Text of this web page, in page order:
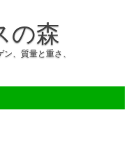
の森
、質量と重さ、
content